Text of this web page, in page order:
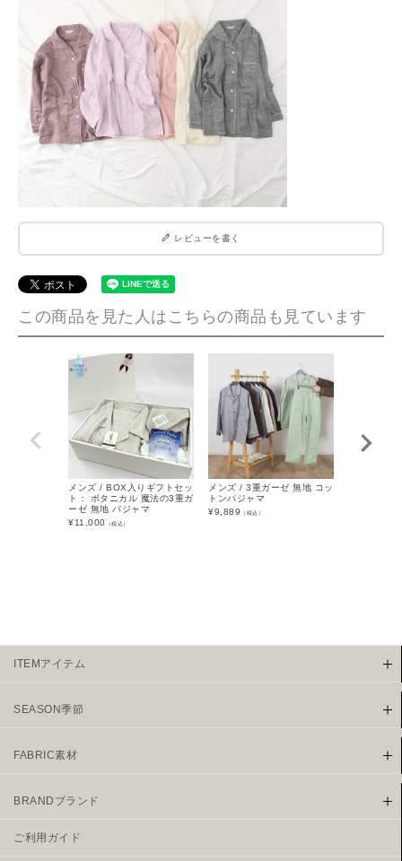
レビューを書く
この商品を見た人はこちらの商品も見ています
メンズ / BOX入りギフトセッ
ト： ボタニカル 魔法の3重ガ
ーゼ 無地 パジャマ
¥11,000 （税込）
メンズ / 3重ガーゼ 無地 コッ
トンパジャマ
¥9,889 （税込）
ITEMアイテム
SEASON季節
FABRIC素材
BRANDブランド
ご利用ガイド